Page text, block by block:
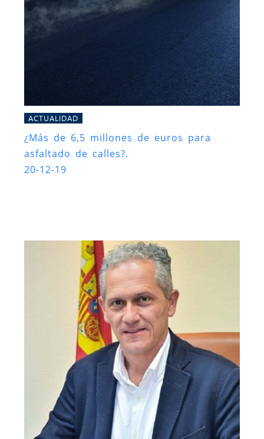
ACTUALIDAD
¿Más de 6,5 millones de euros para
asfaltado de calles?.
20-12-19